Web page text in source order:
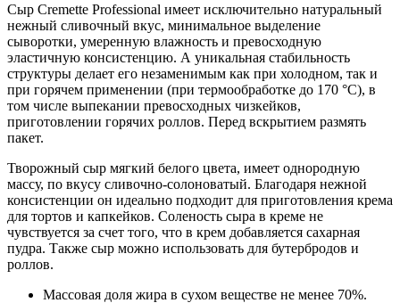
Сыр Cremette Professional имеет исключительно натуральный
нежный сливочный вкус, минимальное выделение
сыворотки, умеренную влажность и превосходную
эластичную консистенцию. А уникальная стабильность
структуры делает его незаменимым как при холодном, так и
при горячем применении (при термообработке до 170 °С), в
том числе выпекании превосходных чизкейков,
приготовлении горячих роллов. Перед вскрытием размять
пакет.
Творожный сыр мягкий белого цвета, имеет однородную
массу, по вкусу сливочно-солоноватый. Благодаря нежной
консистенции он идеально подходит для приготовления крема
для тортов и капкейков. Соленость сыра в креме не
чувствуется за счет того, что в крем добавляется сахарная
пудра. Также сыр можно использовать для бутербродов и
роллов.
Массовая доля жира в сухом веществе не менее 70%.